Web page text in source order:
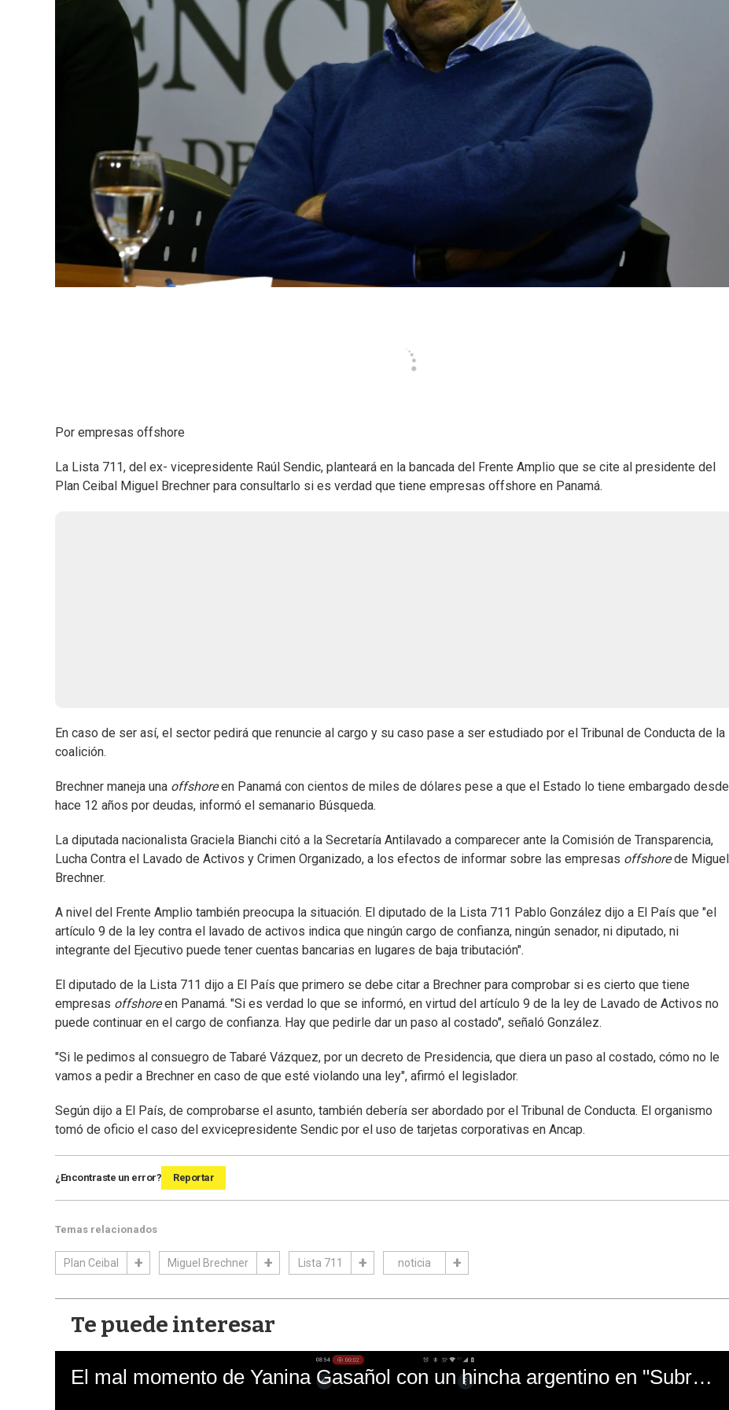
Por empresas offshore
La Lista 711, del ex- vicepresidente Raúl Sendic, planteará en la bancada del Frente Amplio que se cite al presidente del
Plan Ceibal Miguel Brechner para consultarlo si es verdad que tiene empresas offshore en Panamá.
En caso de ser así, el sector pedirá que renuncie al cargo y su caso pase a ser estudiado por el Tribunal de Conducta de la
coalición.
Brechner maneja una offshoreen Panamá con cientos de miles de dólares pese a que el Estado lo tiene embargado desde
hace 12 años por deudas, informó el semanario Búsqueda.
La diputada nacionalista Graciela Bianchi citó a la Secretaría Antilavado a comparecer ante la Comisión de Transparencia,
Lucha Contra el Lavado de Activos y Crimen Organizado, a los efectos de informar sobre las empresas offshorede Miguel
Brechner.
A nivel del Frente Amplio también preocupa la situación. El diputado de la Lista 711 Pablo González dijo a El País que "el
artículo 9 de la ley contra el lavado de activos indica que ningún cargo de confianza, ningún senador, ni diputado, ni
integrante del Ejecutivo puede tener cuentas bancarias en lugares de baja tributación".
El diputado de la Lista 711 dijo a El País que primero se debe citar a Brechner para comprobar si es cierto que tiene
empresas offshoreen Panamá. "Si es verdad lo que se informó, en virtud del artículo 9 de la ley de Lavado de Activos no
puede continuar en el cargo de confianza. Hay que pedirle dar un paso al costado", señaló González.
"Si le pedimos al consuegro de Tabaré Vázquez, por un decreto de Presidencia, que diera un paso al costado, cómo no le
vamos a pedir a Brechner en caso de que esté violando una ley", afirmó el legislador.
Según dijo a El País, de comprobarse el asunto, también debería ser abordado por el Tribunal de Conducta. El organismo
tomó de oficio el caso del exvicepresidente Sendic por el uso de tarjetas corporativas en Ancap.
¿Encontraste un error? Reportar
Temas relacionados
Plan Ceibal Miguel Brechner Lista 711 noticia
Te puede interesar
El mal momento de Yanina Gasañol con un hincha argentino en "Subrayado"